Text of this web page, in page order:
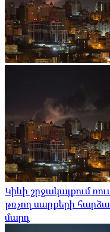
Կիևի շրջակայքում
թռչող սարքերի
մարդ